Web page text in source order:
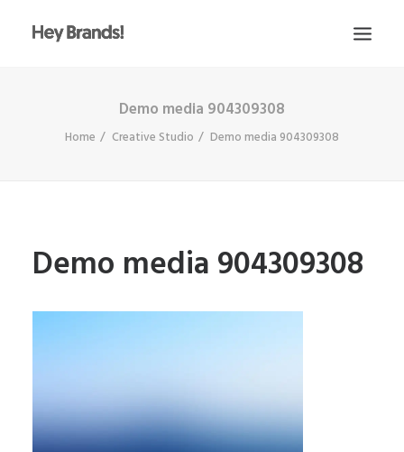
CONÓCENOS
ESCRÍBENOS
Demo media 904309308
Home Creative Studio Demo media 904309308
Demo media 904309308